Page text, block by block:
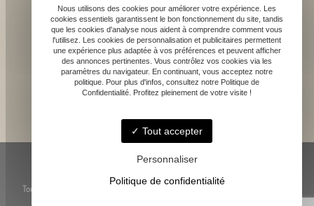
contact@atelierdefelicie.fr
06 08 95 80 82
-Mentions légales
Toute reproduction, représentation ou utilisation des œuvres présentées, même
Nous utilisons des cookies pour améliorer votre expérience. Les
cookies essentiels garantissent le bon fonctionnement du site, tandis
que les cookies d'analyse nous aident à comprendre comment vous
l'utilisez. Les cookies de personnalisation et publicitaires permettent
une expérience plus adaptée à vos préférences et peuvent afficher
des annonces pertinentes. Vous contrôlez vos cookies via les
paramètres du navigateur. En continuant, vous acceptez notre
politique. Pour plus d'infos, consultez notre Politique de
Confidentialité. Profitez pleinement de votre visite !
Tout accepter
Personnaliser
Politique de confidentialité